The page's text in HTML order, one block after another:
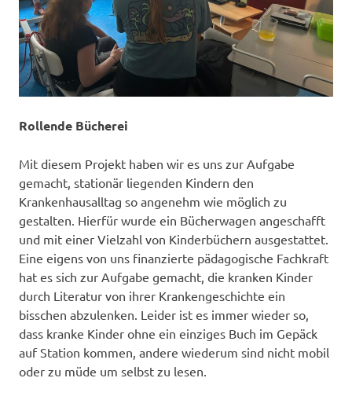
Rollende Bücherei
Mit diesem Projekt haben wir es uns zur Aufgabe
gemacht, stationär liegenden Kindern den
Krankenhausalltag so angenehm wie möglich zu
gestalten. Hierfür wurde ein Bücherwagen angeschafft
und mit einer Vielzahl von Kinderbüchern ausgestattet.
Eine eigens von uns finanzierte pädagogische Fachkraft
hat es sich zur Aufgabe gemacht, die kranken Kinder
durch Literatur von ihrer Krankengeschichte ein
bisschen abzulenken. Leider ist es immer wieder so,
dass kranke Kinder ohne ein einziges Buch im Gepäck
auf Station kommen, andere wiederum sind nicht mobil
oder zu müde um selbst zu lesen.